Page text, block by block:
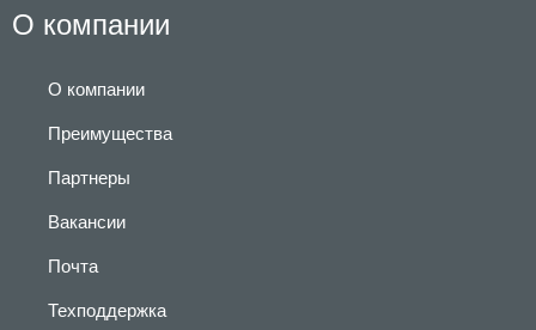
О компании
О компании
Преимущества
Партнеры
Вакансии
Почта
Техподдержка